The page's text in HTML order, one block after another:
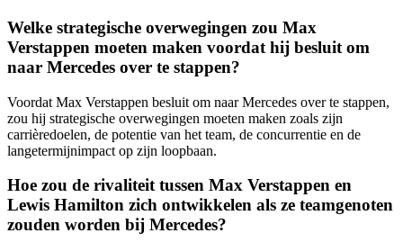
Welke strategische overwegingen zou Max
Verstappen moeten maken voordat hij besluit om
naar Mercedes over te stappen?
Voordat Max Verstappen besluit om naar Mercedes over te stappen,
zou hij strategische overwegingen moeten maken zoals zijn
carrièredoelen, de potentie van het team, de concurrentie en de
langetermijnimpact op zijn loopbaan.
Hoe zou de rivaliteit tussen Max Verstappen en
Lewis Hamilton zich ontwikkelen als ze teamgenoten
zouden worden bij Mercedes?